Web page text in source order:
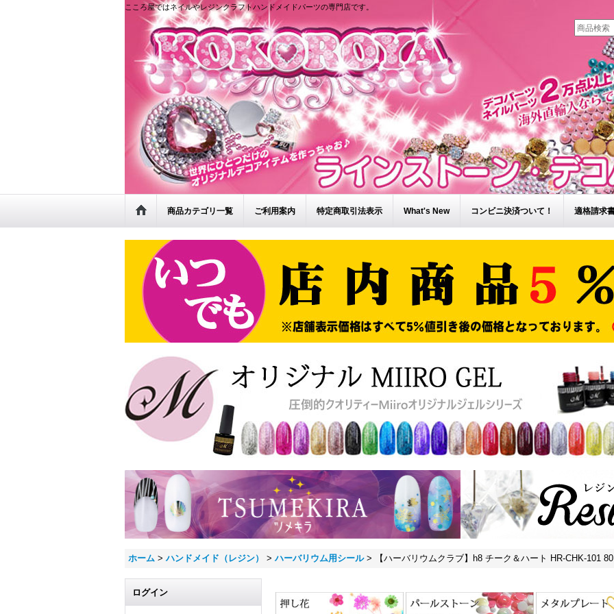
こころ屋ではネイルやレジンクラフトハンドメイドパーツの専門店です。
商品カテゴリ一覧 ご利用案内 特定商取引法表示 What's New コンビニ決済ついて！ 適格請求
ホーム > ハンドメイド（レジン） > ハーバリウム用シール > 【ハーバリウムクラブ】h8 チーク＆ハート HR-CHK-101
ログイン